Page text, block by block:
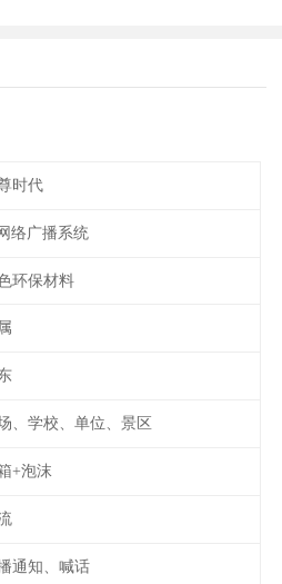
时代
络广播系统
环保材料
、学校、单位、景区
+泡沫
通知、喊话